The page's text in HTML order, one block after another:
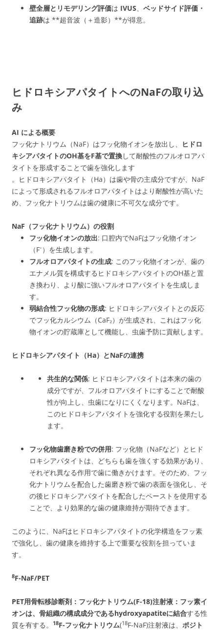
壁全層とリモデリング評価は IVUS、 ベッドサイド評価・
追跡は **超音波（＋造影）**が得意。
ヒドロキシアパタイトへのNaFの取り込
み
AI による概要
フッ化ナトリウム（NaF）はフッ化物イオンを放出し、
ヒドロ
キシアパタイトのOH基をF基で置換して耐酸性のフルオロアパ
タイトを形成することで歯を強化します
。ヒドロキシアパタイト（Ha）は歯や骨の主成分ですが、NaF
によって形成されるフルオロアパタイトはより耐酸性が高いた
め、フッ化ナトリウムは歯の健康に不可欠な成分です。
NaF（フッ化ナトリウム）の役割
フッ化物イオンの放出: 口腔内でNaFはフッ化物イオン
（F⁻）を生成します。
フルオロアパタイトの生成: このフッ化物イオンが、歯の
エナメル質を構成するヒドロキシアパタイトのOH基と置
き換わり、より酸に強いフルオロアパタイトを生成しま
す。
弱結合性フッ化物の形成: ヒドロキシアパタイトとの反応
でフッ化カルシウム（CaF₂）が生成され、これはフッ化
物イオンの貯蔵庫として機能し、虫歯予防に貢献します。
ヒドロキシアパタイト（Ha）とNaFの連携
共生的な関係: ヒドロキシアパタイトは本来の歯の
成分ですが、フルオロアパタイトにすることで耐酸
性が向上し、虫歯になりにくくなります。NaFは、
このヒドロキシアパタイトを強化する役割を果たし
ます。
フッ化物歯磨き粉での併用: フッ化物（NaFなど）とヒド
ロキシアパタイトは、どちらも歯を強くする効果があり、
それぞれ異なる作用で歯に働きかけます。そのため、フッ
化ナトリウムを配合した歯磨き粉で歯の表面を強化し、そ
の後ヒドロキシアパタイトを配合したペーストを使用する
ことで、より効果的な歯の健康維持が期待できます。
このように、NaFはヒドロキシアパタイトの化学構造をフッ素
で強化し、歯の健康を維持する上で重要な役割を担っていま
す。
8F-NaF/PET
PET用骨転移診断剤：フッ化ナトリウム(F-18)注射液：フッ素イ
オンは、骨組織の構成成分であるhydroxyapatiteに結合する性
質を有する。
18F-フッ化ナトリウム(18F-NaF)注射液は、 ポジト